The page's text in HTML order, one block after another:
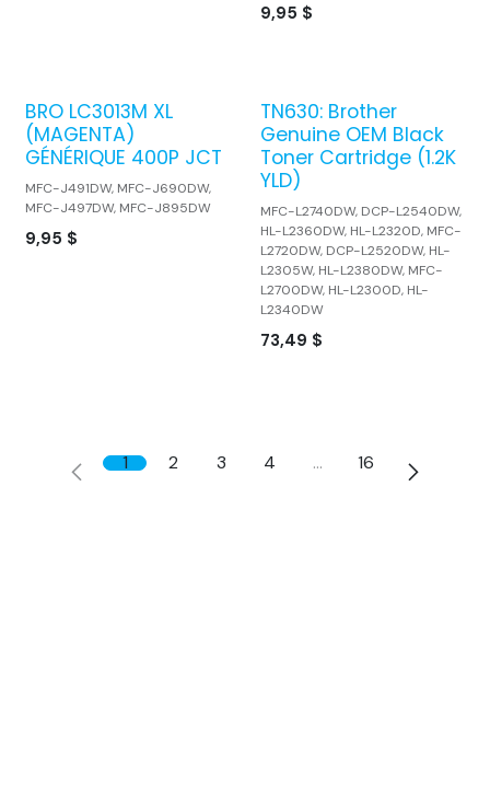
9,95 $
BRO LC3013M XL
(MAGENTA)
GÉNÉRIQUE 400P JCT
MFC-J491DW, MFC-J690DW,
MFC-J497DW, MFC-J895DW
9,95 $
TN630: Brother
Genuine OEM Black
Toner Cartridge (1.2K
YLD)
MFC-L2740DW, DCP-L2540DW,
HL-L2360DW, HL-L2320D, MFC-
L2720DW, DCP-L2520DW, HL-
L2305W, HL-L2380DW, MFC-
L2700DW, HL-L2300D, HL-
L2340DW
73,49 $
1 2 3 4 … 16